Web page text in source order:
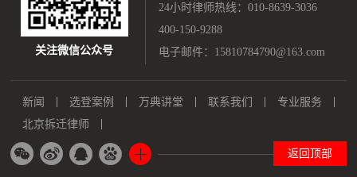
关注微信公众号
24小时律师热线：010-8639-3036
400-150-9288
电子邮件：15810784790@163.com
新闻 选登案例 万典讲堂 联系我们
专业服务
北京拆迁律师
返回顶部